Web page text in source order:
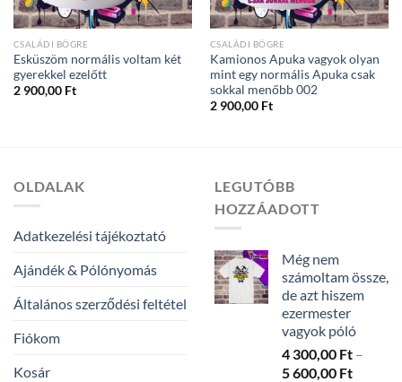
CSALÁDI BÖGRE
Esküszöm normális voltam két
gyerekkel ezelőtt
2 900,00 Ft
CSALÁDI BÖGRE
Kamionos Apuka vagyok olyan
mint egy normális Apuka csak
sokkal menőbb 002
2 900,00 Ft
OLDALAK
Adatkezelési tájékoztató
Ajándék & Pólónyomás
Általános szerződési feltétel
Fiókom
Kosár
LEGUTÓBB
HOZZÁADOTT
Még nem
számoltam össze,
de azt hiszem
ezermester
vagyok póló
4 300,00 Ft –
5 600,00 Ft